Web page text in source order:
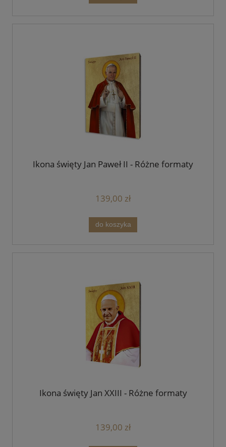
Ikona święty Jan Paweł II - Różne formaty
139,00 zł
do koszyka
Ikona święty Jan XXIII - Różne formaty
139,00 zł